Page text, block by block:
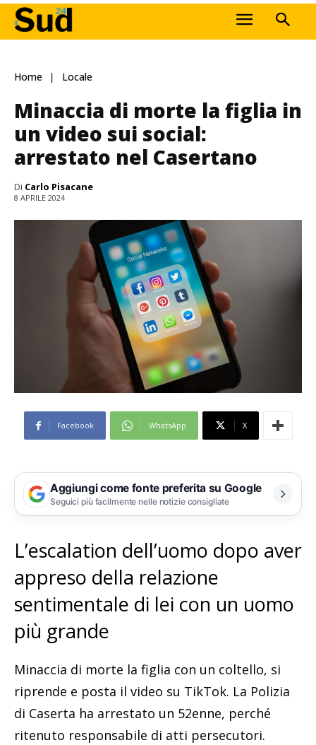
Home Locale
Minaccia di morte la figlia in
un video sui social:
arrestato nel Casertano
Di Carlo Pisacane
8 APRILE 2024
Facebook WhatsApp X
Aggiungi come fonte preferita su Google
Seguici più facilmente nelle notizie consigliate
L’escalation dell’uomo dopo aver
appreso della relazione
sentimentale di lei con un uomo
più grande
Minaccia di morte la figlia con un coltello, si
riprende e posta il video su TikTok. La Polizia
di Caserta ha arrestato un 52enne, perché
ritenuto responsabile di atti persecutori.